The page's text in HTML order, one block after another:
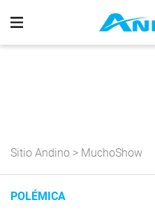
Sitio Andino > MuchoShow
POLÉMICA